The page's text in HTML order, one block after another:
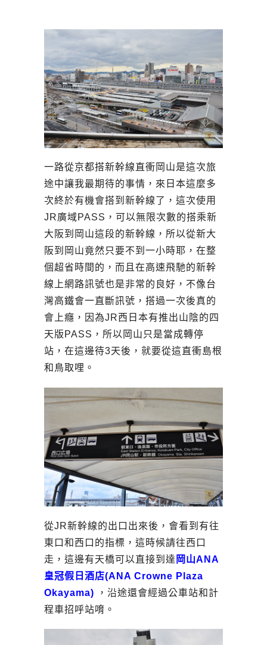
一路從京都搭新幹線直衝岡山是這次旅
途中讓我最期待的事情，來日本這麼多
次終於有機會搭到新幹線了，這次使用
JR廣域PASS，可以無限次數的搭乘新
大阪到岡山這段的新幹線，所以從新大
阪到岡山竟然只要不到一小時耶，在整
個超省時間的，而且在高速飛馳的新幹
線上網路訊號也是非常的良好，不像台
灣高鐵會一直斷訊號，搭過一次後真的
會上癮，因為JR西日本有推出山陰的四
天版PASS，所以岡山只是當成轉停
站，在這邊待3天後，就要從這直衝島根
和鳥取哩。
從JR新幹線的出口出來後，會看到有往
東口和西口的指標，這時候請往西口
走，這邊有天橋可以直接到達 岡山ANA
皇冠假日酒店(ANA Crowne Plaza
Okayama)
，沿途還會經過公車站和計
程車招呼站唷。